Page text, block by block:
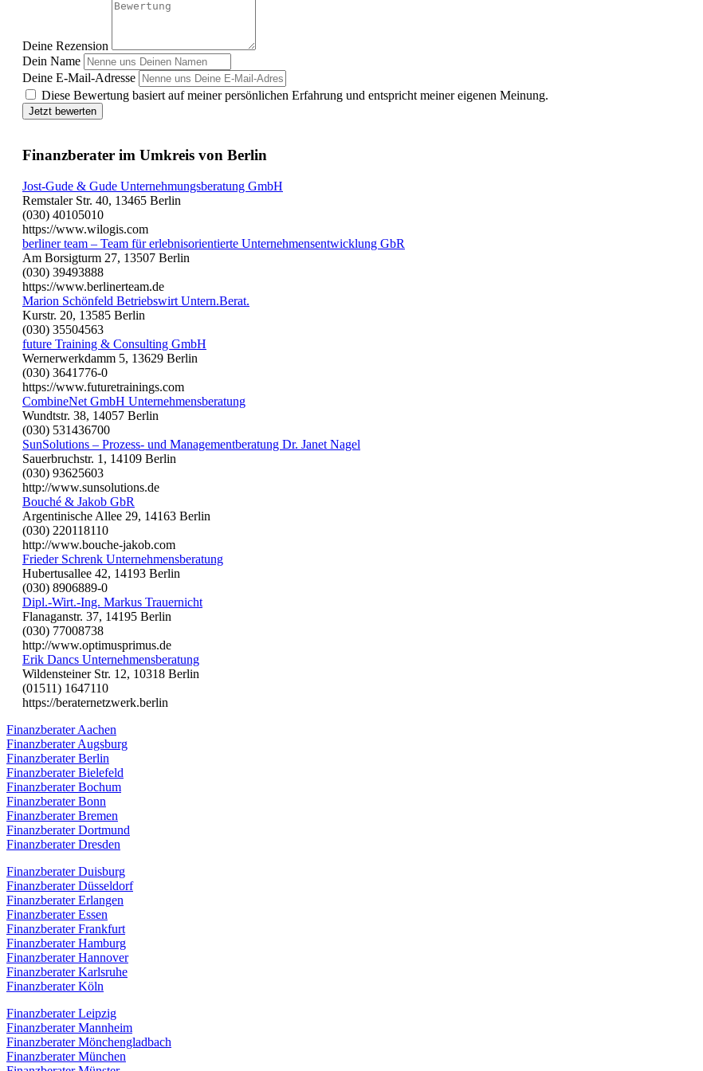
Deine Rezension
Dein Name
Deine E-Mail-Adresse
Diese Bewertung basiert auf meiner persönlichen Erfahrung und entspricht meiner eigenen Meinung.
Jetzt bewerten
Finanzberater im Umkreis von Berlin
Jost-Gude & Gude Unternehmungsberatung GmbH
Remstaler Str. 40, 13465 Berlin
(030) 40105010
https://www.wilogis.com
berliner team – Team für erlebnisorientierte Unternehmensentwicklung GbR
Am Borsigturm 27, 13507 Berlin
(030) 39493888
https://www.berlinerteam.de
Marion Schönfeld Betriebswirt Untern.Berat.
Kurstr. 20, 13585 Berlin
(030) 35504563
future Training & Consulting GmbH
Wernerwerkdamm 5, 13629 Berlin
(030) 3641776-0
https://www.futuretrainings.com
CombineNet GmbH Unternehmensberatung
Wundtstr. 38, 14057 Berlin
(030) 531436700
SunSolutions – Prozess- und Managementberatung Dr. Janet Nagel
Sauerbruchstr. 1, 14109 Berlin
(030) 93625603
http://www.sunsolutions.de
Bouché & Jakob GbR
Argentinische Allee 29, 14163 Berlin
(030) 220118110
http://www.bouche-jakob.com
Frieder Schrenk Unternehmensberatung
Hubertusallee 42, 14193 Berlin
(030) 8906889-0
Dipl.-Wirt.-Ing. Markus Trauernicht
Flanaganstr. 37, 14195 Berlin
(030) 77008738
http://www.optimusprimus.de
Erik Dancs Unternehmensberatung
Wildensteiner Str. 12, 10318 Berlin
(01511) 1647110
https://beraternetzwerk.berlin
Finanzberater Aachen
Finanzberater Augsburg
Finanzberater Berlin
Finanzberater Bielefeld
Finanzberater Bochum
Finanzberater Bonn
Finanzberater Bremen
Finanzberater Dortmund
Finanzberater Dresden
Finanzberater Duisburg
Finanzberater Düsseldorf
Finanzberater Erlangen
Finanzberater Essen
Finanzberater Frankfurt
Finanzberater Hamburg
Finanzberater Hannover
Finanzberater Karlsruhe
Finanzberater Köln
Finanzberater Leipzig
Finanzberater Mannheim
Finanzberater Mönchengladbach
Finanzberater München